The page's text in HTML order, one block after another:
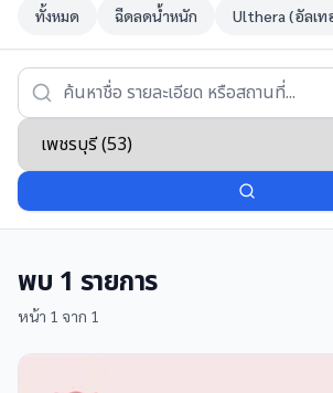
ทั้งหมด ฉีดลดน้ำหนัก Ulthera (อัลเท
พบ 1 รายการ
หน้า 1 จาก 1